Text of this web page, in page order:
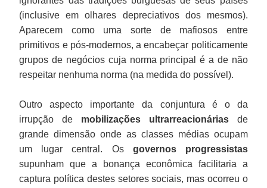
(inclusive em olhares depreciativos dos mesmos).
Aparecem como uma sorte de mafiosos entre
primitivos e pós-modernos, a encabeçar politicamente
grupos de negócios cuja norma principal é a de não
respeitar nenhuma norma (na medida do possível).
Outro aspecto importante da conjuntura é o da
irrupção de mobilizações ultrarreacionáriasde
grande dimensão onde as classes médias ocupam
um lugar central. Osgovernos progressistas
supunham que a bonança econômica facilitaria a
captura política destes setores sociais, mas ocorreu o